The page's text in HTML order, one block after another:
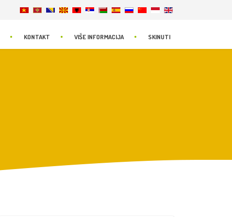
KONTAKT VIŠE INFORMACIJA SKINUTI